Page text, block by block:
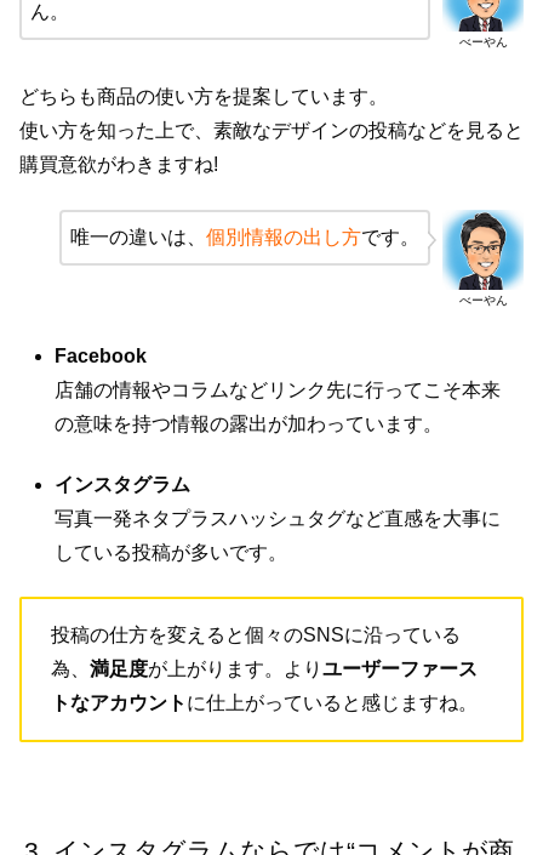
べーやん
ん。
どちらも商品の使い方を提案しています。
使い方を知った上で、素敵なデザインの投稿などを見ると
購買意欲がわきますね!
べーやん
唯一の違いは、個別情報の出し方です。
Facebook
店舗の情報やコラムなどリンク先に行ってこそ本来
の意味を持つ情報の露出が加わっています。
インスタグラム
写真一発ネタプラスハッシュタグなど直感を大事に
している投稿が多いです。
投稿の仕方を変えると個々のSNSに沿っている
為、 満足度が上がります。より ユーザーファース
トなアカウント に仕上がっていると感じますね。